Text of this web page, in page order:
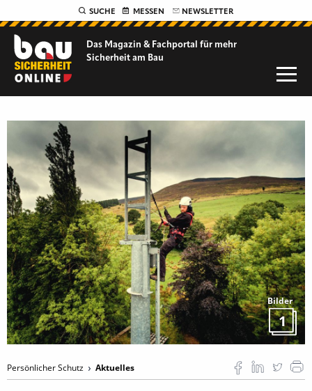
SUCHE MESSEN NEWSLETTER
Das Magazin & Fachportal für mehr
Sicherheit am Bau
Bilder
1
Persönlicher Schutz Aktuelles